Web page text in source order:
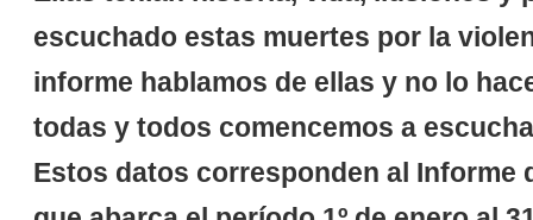
escuchado estas muertes por la
informe hablamos de ellas y no lo
todas y todos comencemos a
Estos datos corresponden al Informe